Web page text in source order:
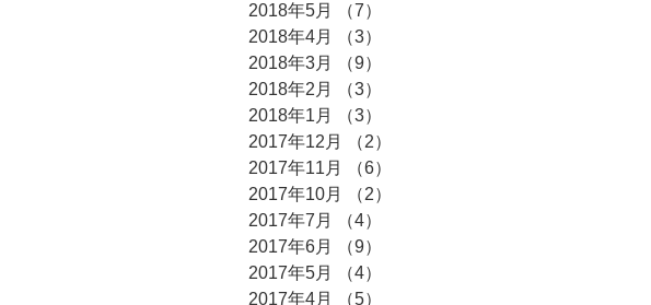
2018年5月
（7）
2018年4月
（3）
2018年3月
（9）
2018年2月
（3）
2018年1月
（3）
2017年12月
（2）
2017年11月
（6）
2017年10月
（2）
2017年7月
（4）
2017年6月
（9）
2017年5月
（4）
2017年4月
（5）